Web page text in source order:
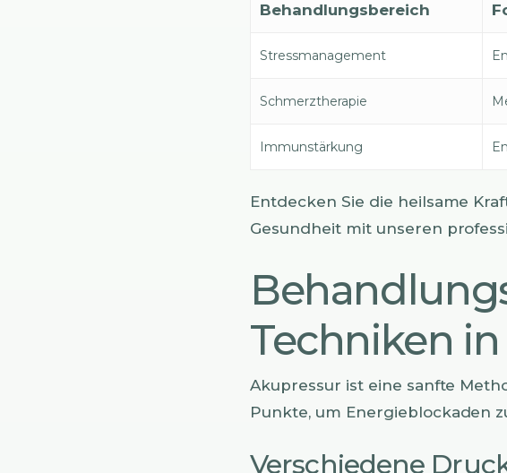
Behandlungsbereich
Stressmanagement
Schmerztherapie
Immunstärkung
Entdecken Sie die heilsame
Gesundheit mit unseren
Techniken
Akupressur ist eine sanfte
Punkte, um Energieblockaden
Verschiedene